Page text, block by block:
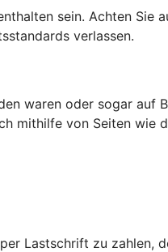
sein. Achten Sie
verlassen.
waren oder sogar auf
mithilfe von Seiten wie
Lastschrift zu zahlen,